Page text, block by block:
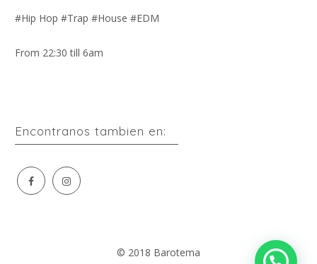
#Hip Hop #Trap #House #EDM
From 22:30 till 6am
Encontranos tambien en:
FacebookInstagram
© 2018 Barotema